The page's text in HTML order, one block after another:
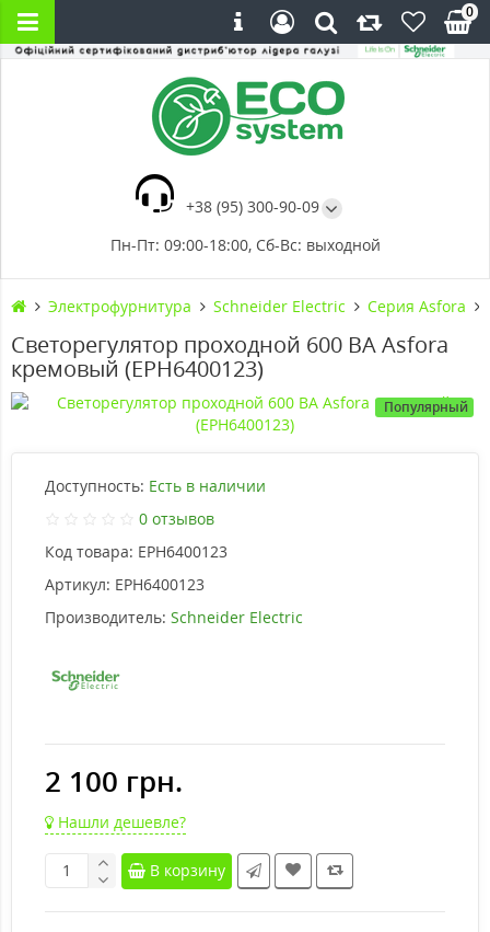
+38 (95) 300-90-09
Пн-Пт: 09:00-18:00, Сб-Вс: выходной
0
Электрофурнитура Schneider Electric Серия Asfora
Светорегулятор проходной 600 ВА Asfora
кремовый (EPH6400123)
Популярный
Доступность: Есть в наличии
0 отзывов
Код товара: EPH6400123
Артикул: EPH6400123
Производитель: Schneider Electric
2 100 грн.
Нашли дешевле?
В корзину